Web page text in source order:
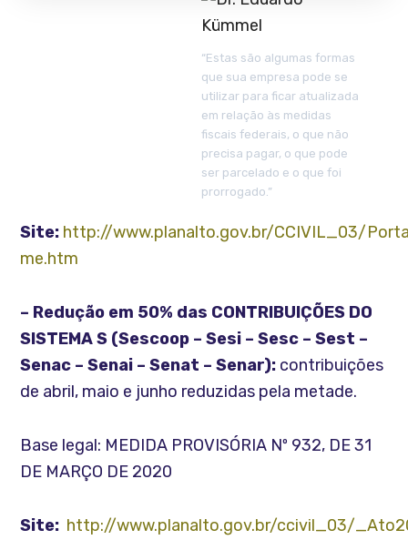
“Estas são algumas formas
que sua empresa pode se
utilizar para ficar atualizada
em relação às medidas
fiscais federais, o que não
precisa pagar, o que pode
ser parcelado e o que foi
prorrogado.”
Site: http://www.planalto.gov.br/CCIVIL_03/
me.htm
– Redução em 50% das CONTRIBUIÇÕES DO
SISTEMA S (Sescoop – Sesi – Sesc – Sest –
Senac – Senai – Senat – Senar): contribuições
de abril, maio e junho reduzidas pela metade.
Base legal: MEDIDA PROVISÓRIA Nº 932, DE 31
DE MARÇO DE 2020
Site: http://www.planalto.gov.br/ccivil_03/